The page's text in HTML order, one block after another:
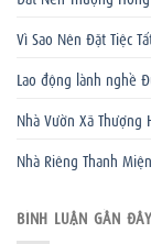
Vì Sao Nên Đặt Tiệc
Lao động lành nghề
Nhà Vườn Xã Thượng
Nhà Riêng Thanh
BÌNH LUẬN GẦN ĐÂY